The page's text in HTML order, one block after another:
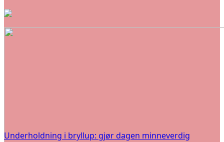
Underholdning i bryllup: gjør dagen minneverdig